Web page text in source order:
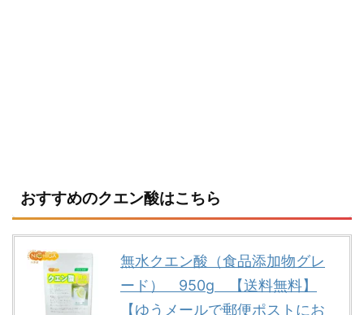
おすすめのクエン酸はこちら
無水クエン酸（食品添加物グレ
ード） 950g 【送料無料】
【ゆうメールで郵便ポストにお